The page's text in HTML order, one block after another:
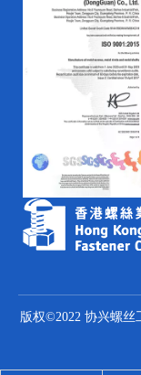
版权©2022 协兴螺丝